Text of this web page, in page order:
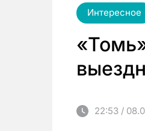
Интересное
22:53 /